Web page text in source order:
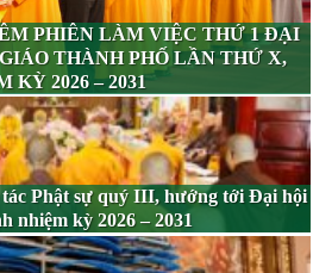
PHIÊN LÀM VIỆC THỨ 1 ĐẠI
THÀNH PHỐ LẦN THỨ X,
KỲ 2026 – 2031
Phật sự quý III, hướng tới Đại hội
nhiệm kỳ 2026 – 2031